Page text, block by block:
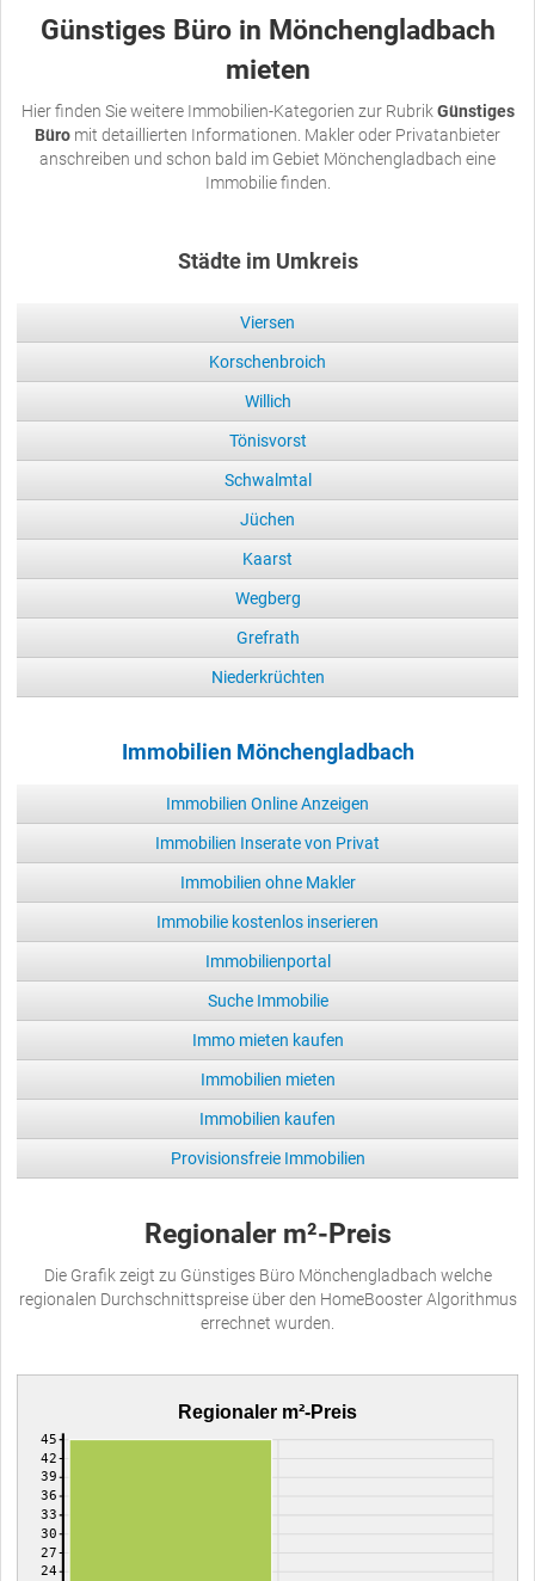
Günstiges Büro in Mönchengladbach
mieten
Hier finden Sie weitere Immobilien-Kategorien zur RubrikGünstiges
Büro mit detaillierten Informationen. Makler oder Privatanbieter
anschreiben und schon bald im Gebiet Mönchengladbach eine
Immobilie finden.
Städte im Umkreis
Viersen
Korschenbroich
Willich
Tönisvorst
Schwalmtal
Jüchen
Kaarst
Wegberg
Grefrath
Niederkrüchten
Immobilien Mönchengladbach
Immobilien Online Anzeigen
Immobilien Inserate von Privat
Immobilien ohne Makler
Immobilie kostenlos inserieren
Immobilienportal
Suche Immobilie
Immo mieten kaufen
Immobilien mieten
Immobilien kaufen
Provisionsfreie Immobilien
Regionaler m²-Preis
Die Grafik zeigt zu Günstiges Büro Mönchengladbach welche
regionalen Durchschnittspreise über den HomeBooster Algorithmus
errechnet wurden.
Regionaler m²-Preis
24
27
30
33
36
39
42
45